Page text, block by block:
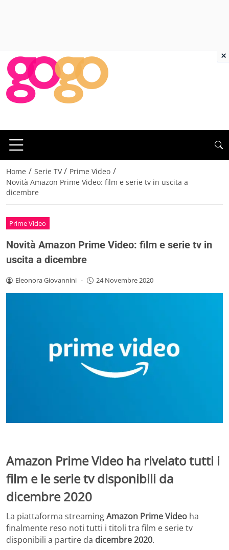
Home / Serie TV / Prime Video /
Novità Amazon Prime Video: film e serie tv in uscita a
dicembre
Prime Video
Novità Amazon Prime Video: film e serie tv in
uscita a dicembre
Eleonora Giovannini - 24 Novembre 2020
Amazon Prime Video ha rivelato tutti i
film e le serie tv disponibili da
dicembre 2020
La piattaforma streamingAmazon Prime Video ha
finalmente reso noti tutti i titoli tra film e serie tv
disponibili a partire da dicembre 2020.
×